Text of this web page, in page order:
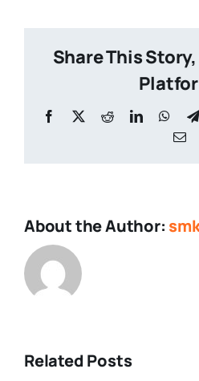
Share This
Facebook
X RedditLinkedIn
About the Author:
Related Posts
Upacara